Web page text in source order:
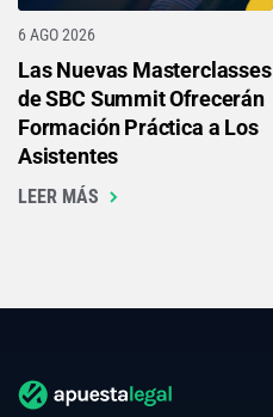
6 AGO 2026
Las Nuevas Masterclasses
de SBC Summit Ofrecerán
Formación Práctica a Los
Asistentes
LEER MÁS